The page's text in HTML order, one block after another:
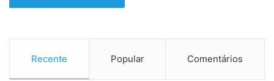
Recente Popular Comentários